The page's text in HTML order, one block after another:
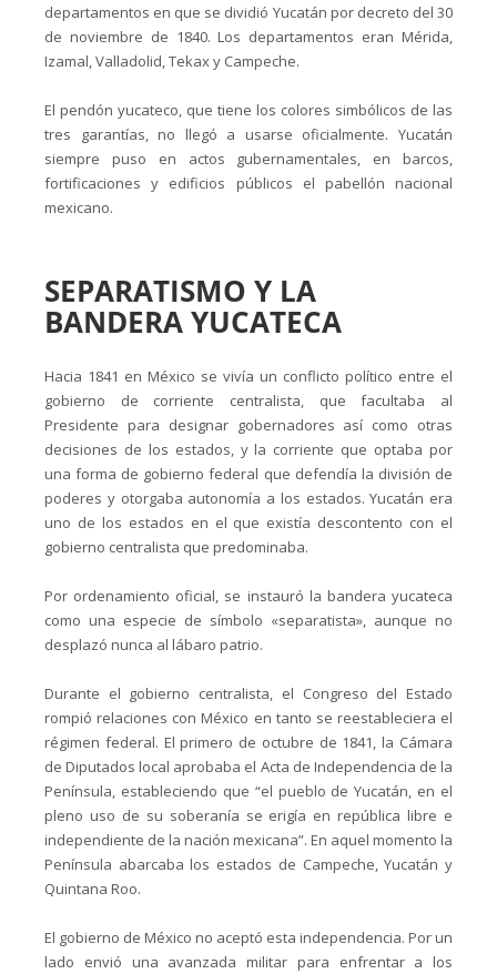
departamentos en que se dividió Yucatán por decreto del 30
de noviembre de 1840. Los departamentos eran Mérida,
Izamal, Valladolid, Tekax y Campeche.
El pendón yucateco, que tiene los colores simbólicos de las
tres garantías, no llegó a usarse oficialmente. Yucatán
siempre puso en actos gubernamentales, en barcos,
fortificaciones y edificios públicos el pabellón nacional
mexicano.
SEPARATISMO Y LA
BANDERA YUCATECA
Hacia 1841 en México se vivía un conflicto político entre el
gobierno de corriente centralista, que facultaba al
Presidente para designar gobernadores así como otras
decisiones de los estados, y la corriente que optaba por
una forma de gobierno federal que defendía la división de
poderes y otorgaba autonomía a los estados. Yucatán era
uno de los estados en el que existía descontento con el
gobierno centralista que predominaba.
Por ordenamiento oficial, se instauró la bandera yucateca
como una especie de símbolo «separatista», aunque no
desplazó nunca al lábaro patrio.
Durante el gobierno centralista, el Congreso del Estado
rompió relaciones con México en tanto se reestableciera el
régimen federal. El primero de octubre de 1841, la Cámara
de Diputados local aprobaba el Acta de Independencia de la
Península, estableciendo que “el pueblo de Yucatán, en el
pleno uso de su soberanía se erigía en república libre e
independiente de la nación mexicana”. En aquel momento la
Península abarcaba los estados de Campeche, Yucatán y
Quintana Roo.
El gobierno de México no aceptó esta independencia. Por un
lado envió una avanzada militar para enfrentar a los